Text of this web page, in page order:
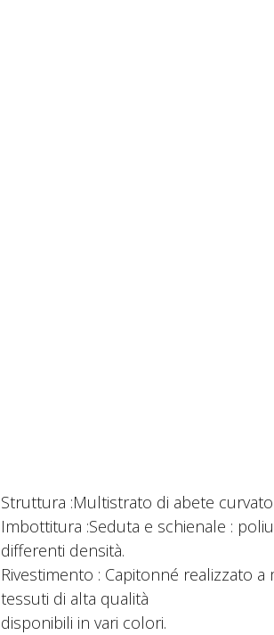
Struttura :Multistrato di abete
Imbottitura :Seduta e schienale :
differenti densità.
Rivestimento : Capitonné realizzato
tessuti di alta qualità
disponibili in vari colori.